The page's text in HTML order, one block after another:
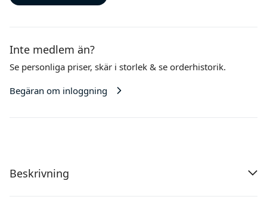
Inte medlem än?
Se personliga priser, skär i storlek & se orderhistorik.
Begäran om inloggning
Beskrivning